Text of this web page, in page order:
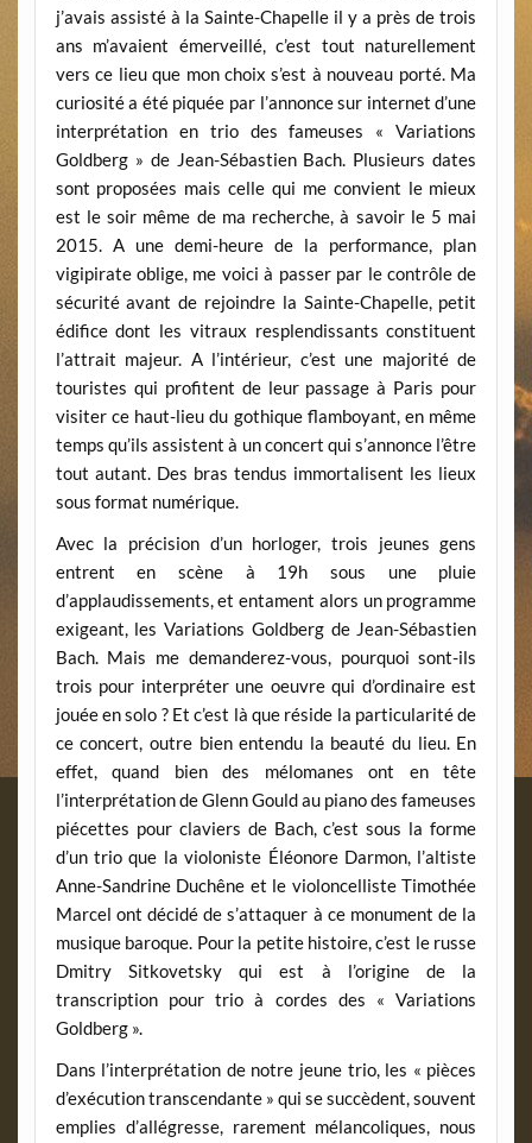
j’avais assisté à la Sainte-Chapelle il y a près de trois
ans m’avaient émerveillé, c’est tout naturellement
vers ce lieu que mon choix s’est à nouveau porté. Ma
curiosité a été piquée par l’annonce sur internet d’une
interprétation en trio des fameuses « Variations
Goldberg » de Jean-Sébastien Bach. Plusieurs dates
sont proposées mais celle qui me convient le mieux
est le soir même de ma recherche, à savoir le 5 mai
2015. A une demi-heure de la performance, plan
vigipirate oblige, me voici à passer par le contrôle de
sécurité avant de rejoindre la Sainte-Chapelle, petit
édifice dont les vitraux resplendissants constituent
l’attrait majeur. A l’intérieur, c’est une majorité de
touristes qui profitent de leur passage à Paris pour
visiter ce haut-lieu du gothique flamboyant, en même
temps qu’ils assistent à un concert qui s’annonce l’être
tout autant. Des bras tendus immortalisent les lieux
sous format numérique.
Avec la précision d’un horloger, trois jeunes gens
entrent en scène à 19h sous une pluie
d’applaudissements, et entament alors un programme
exigeant, les Variations Goldberg de Jean-Sébastien
Bach. Mais me demanderez-vous, pourquoi sont-ils
trois pour interpréter une oeuvre qui d’ordinaire est
jouée en solo ? Et c’est là que réside la particularité de
ce concert, outre bien entendu la beauté du lieu. En
effet, quand bien des mélomanes ont en tête
l’interprétation de Glenn Gould au piano des fameuses
piécettes pour claviers de Bach, c’est sous la forme
d’un trio que la violoniste Éléonore Darmon, l’altiste
Anne-Sandrine Duchêne et le violoncelliste Timothée
Marcel ont décidé de s’attaquer à ce monument de la
musique baroque. Pour la petite histoire, c’est le russe
Dmitry Sitkovetsky qui est à l’origine de la
transcription pour trio à cordes des « Variations
Goldberg ».
Dans l’interprétation de notre jeune trio, les « pièces
d’exécution transcendante » qui se succèdent, souvent
emplies d’allégresse, rarement mélancoliques, nous